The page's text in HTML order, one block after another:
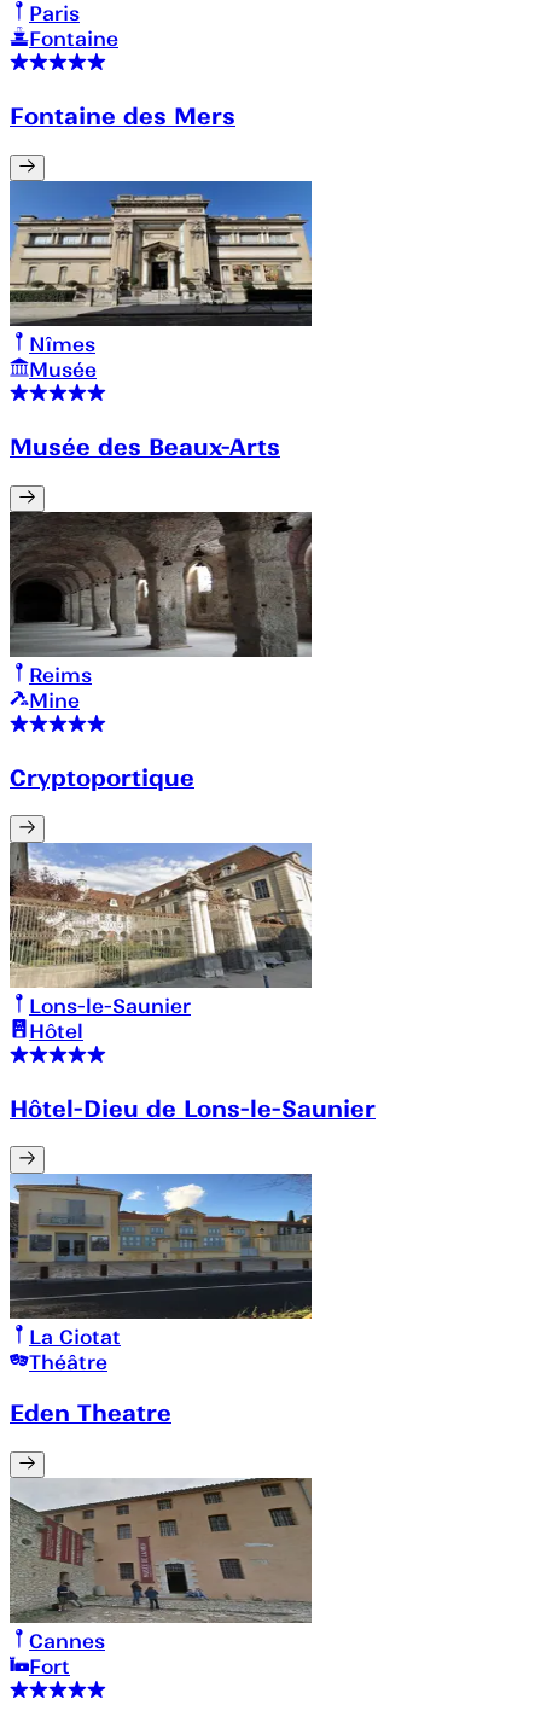
Paris
Fontaine
Fontaine des Mers
Nîmes
Musée
Musée des Beaux-Arts
Reims
Mine
Cryptoportique
Lons-le-Saunier
Hôtel
Hôtel-Dieu de Lons-le-Saunier
La Ciotat
Théâtre
Eden Theatre
Cannes
Fort